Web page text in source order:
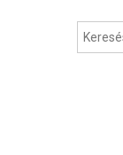
Keresés: